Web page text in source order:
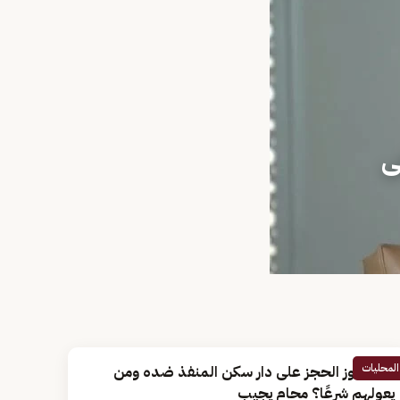
المحليات
هل يجوز الحجز على دار سكن المنفذ ضده ومن
يعولهم شرعًا؟ محام يجيب